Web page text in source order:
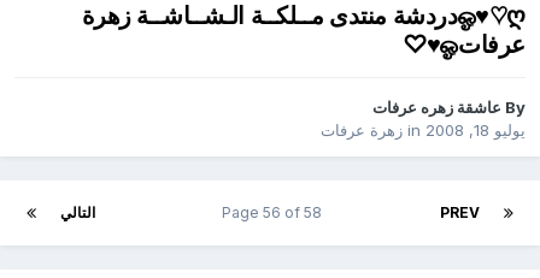
ஓ♥♡ღدردشة منتدى مــلكــة الـشــاشــة زهرة
عرفاتஓ♥♡
By عاشقة زهره عرفات
يوليو 18, 2008
in زهرة عرفات
PREV التالي Page 56 of 58